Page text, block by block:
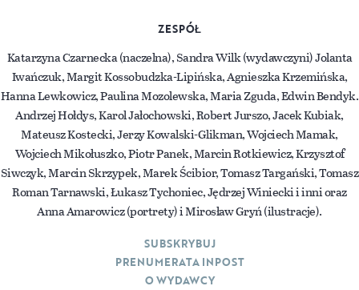
ZESPÓŁ
Katarzyna Czarnecka (naczelna), Sandra Wilk (wydawczyni) Jolanta
Iwańczuk, Margit Kossobudzka-Lipińska, Agnieszka Krzemińska,
Hanna Lewkowicz, Paulina Mozolewska, Maria Zguda, Edwin Bendyk.
Andrzej Hołdys, Karol Jałochowski, Robert Jurszo, Jacek Kubiak,
Mateusz Kostecki, Jerzy Kowalski-Glikman, Wojciech Mamak,
Wojciech Mikołuszko, Piotr Panek, Marcin Rotkiewicz, Krzysztof
Siwczyk, Marcin Skrzypek, Marek Ścibior, Tomasz Targański, Tomasz
Roman Tarnawski, Łukasz Tychoniec, Jędrzej Winiecki i inni oraz
Anna Amarowicz (portrety) i Mirosław Gryń (ilustracje).
SUBSKRYBUJ
PRENUMERATA INPOST
O WYDAWCY